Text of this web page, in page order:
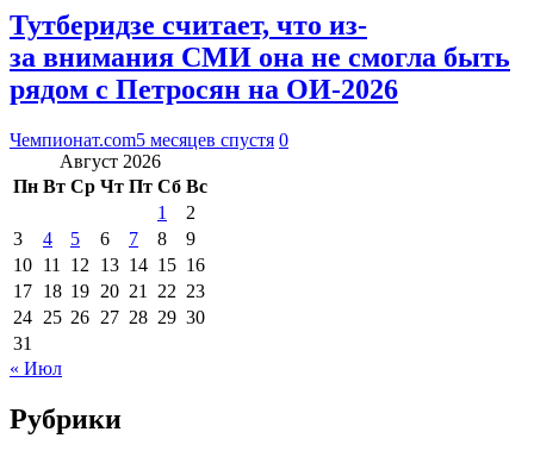
Тутберидзе считает, что из-
за внимания СМИ она не смогла быть
рядом с Петросян на ОИ-2026
Чемпионат.com5 месяцев спустя 0
Август 2026
Пн Вт Ср Чт Пт Сб Вс
1
2
3
4 5 6 7 8
9
10 11 12 13 14 15 16
17 18 19 20 21 22 23
24 25 26 27 28 29 30
31
« Июл
Рубрики